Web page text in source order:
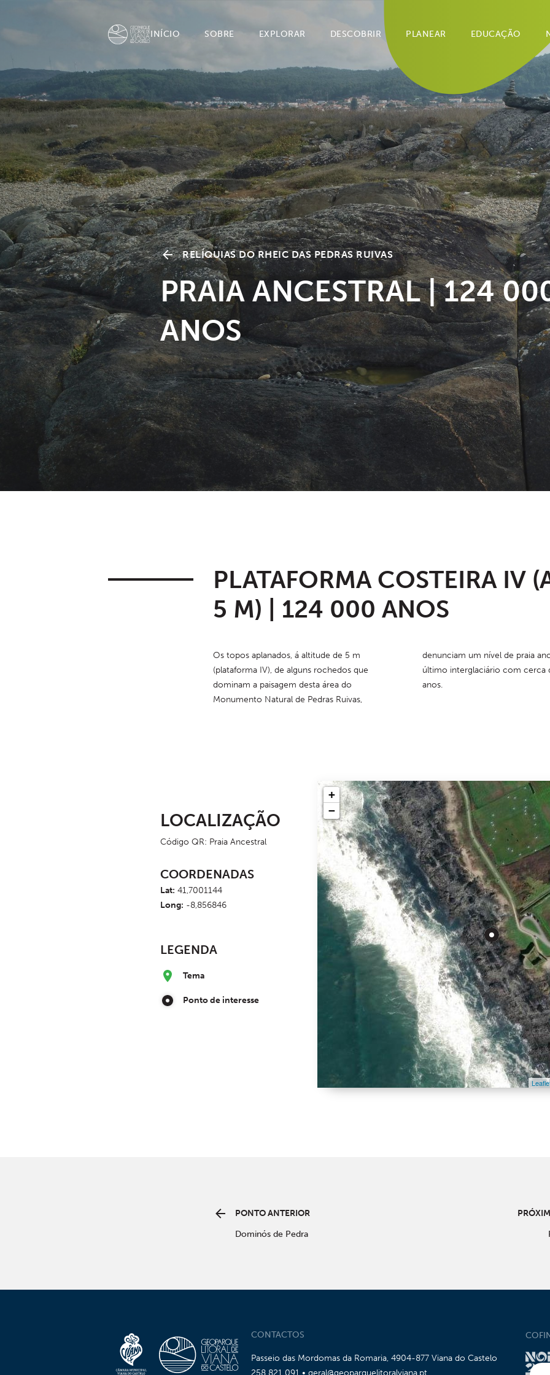
INÍCIO SOBRE EXPLORAR DESCOBRIR PLANEAR EDUCAÇÃO
RELÍQUIAS DO RHEIC DAS PEDRAS RUIVAS
PRAIA ANCESTRAL | 124
ANOS
PLATAFORMA COSTEIRA IV
5 M) | 124 000 ANOS
Os topos aplanados, á altitude de 5 m
(plataforma IV), de alguns rochedos que
dominam a paisagem desta área do
Monumento Natural de Pedras Ruivas,
denunciam um nível de praia ancestral, do
último interglaciário com cerca de 124000
anos.
LOCALIZAÇÃO
Código QR: Praia Ancestral
COORDENADAS
Lat: 41,7001144
Long: -8,856846
LEGENDA
Tema
Ponto de interesse
+
−
PONTO ANTERIOR
Dominós de Pedra
CONTACTOS
Passeio das Mordomas da Romaria, 4904-877 Viana do Castelo
258 821 091 • geral@geoparquelitoralviana.pt